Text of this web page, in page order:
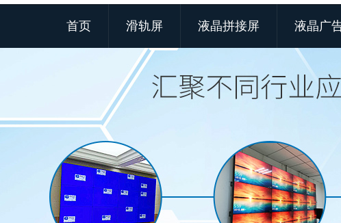
首页 滑轨屏 液晶拼接屏 液晶广